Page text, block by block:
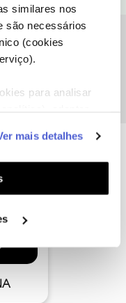
similares nos
são necessários
(cookies
para analisar
e
aos seus interesses
Pode gerir a
"Configurar
mais detalhes
relevante. Marque
melhores comentários.